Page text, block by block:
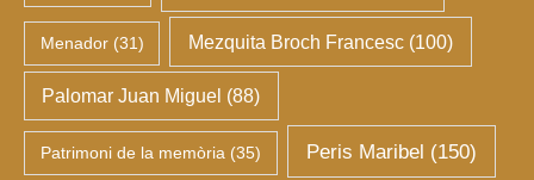
Menador(31) Mezquita Broch Francesc(100)
Palomar Juan Miguel (88)
Patrimoni de la memòria (35) Peris Maribel (150)